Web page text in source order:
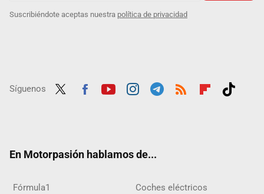
Suscribiéndote aceptas nuestra política de privacidad
Síguenos
En Motorpasión hablamos de...
Fórmula1 Coches eléctricos